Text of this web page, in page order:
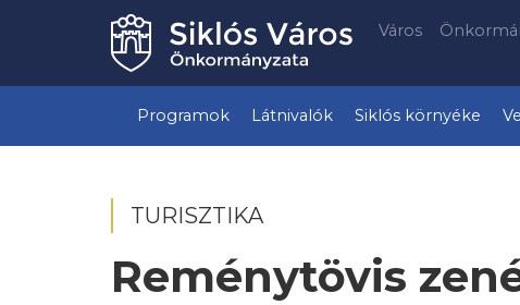
Város
Programok Látnivalók Siklós környéke
TURISZTIKA
Reménytövis